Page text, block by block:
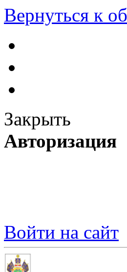
Вернуться к
Закрыть
Авторизация
Войти на сайт